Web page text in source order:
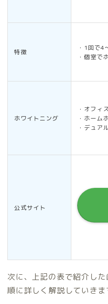
特徴
・1回で4
・個室で
ホワイトニング
・オフィ
・ホーム
・デュア
公式サイト
次に、上記の表で紹介し
順に詳しく解説していきま